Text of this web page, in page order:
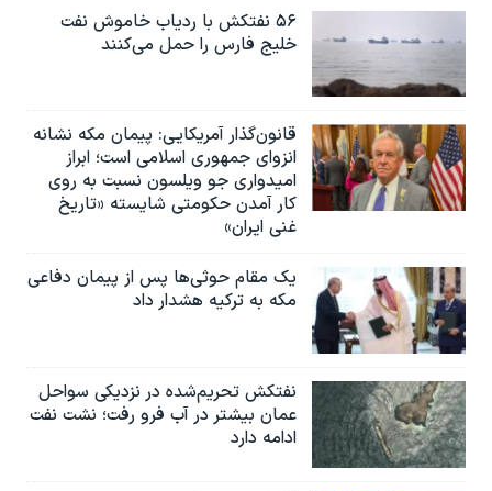
سفر پرزیدنت ترامپ به چین
۵۶ نفتکش با ردیاب خاموش نفت
خلیج فارس را حمل می‌کنند
قانون‌گذار آمریکایی: پیمان مکه نشانه
انزوای جمهوری اسلامی است؛ ابراز
امیدواری جو ویلسون نسبت به روی
کار آمدن حکومتی شایسته «تاریخ
غنی ایران»
یک مقام حوثی‌ها پس از پیمان دفاعی
مکه به ترکیه هشدار داد
نفتکش تحریم‌شده در نزدیکی سواحل
عمان بیشتر در آب فرو رفت؛ نشت نفت
ادامه دارد